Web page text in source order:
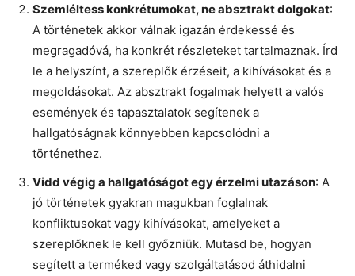
Szemléltess konkrétumokat, ne absztrakt dolgokat:
A történetek akkor válnak igazán érdekessé és
megragadóvá, ha konkrét részleteket tartalmaznak. Írd
le a helyszínt, a szereplők érzéseit, a kihívásokat és a
megoldásokat. Az absztrakt fogalmak helyett a valós
események és tapasztalatok segítenek a
hallgatóságnak könnyebben kapcsolódni a
történethez.
Vidd végig a hallgatóságot egy érzelmi utazáson: A
jó történetek gyakran magukban foglalnak
konfliktusokat vagy kihívásokat, amelyeket a
szereplőknek le kell győzniük. Mutasd be, hogyan
segített a terméked vagy szolgáltatásod áthidalni